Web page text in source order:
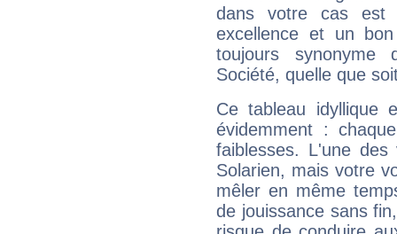
dans votre cas est
excellence et un
toujours synonyme
Société, quelle que
Ce tableau idyllique
évidemment :
faiblesses. L'une
Solarien, mais votre
mêler en même
de jouissance sans